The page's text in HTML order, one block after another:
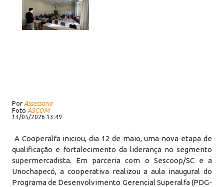
Por Assessoria
Foto ASCOM
13/05/2026 13:49
A Cooperalfa iniciou, dia 12 de maio, uma nova etapa de
qualificação e fortalecimento da liderança no segmento
supermercadista. Em parceria com o Sescoop/SC e a
Unochapecó, a cooperativa realizou a aula inaugural do
Programa de Desenvolvimento Gerencial Superalfa (PDG-